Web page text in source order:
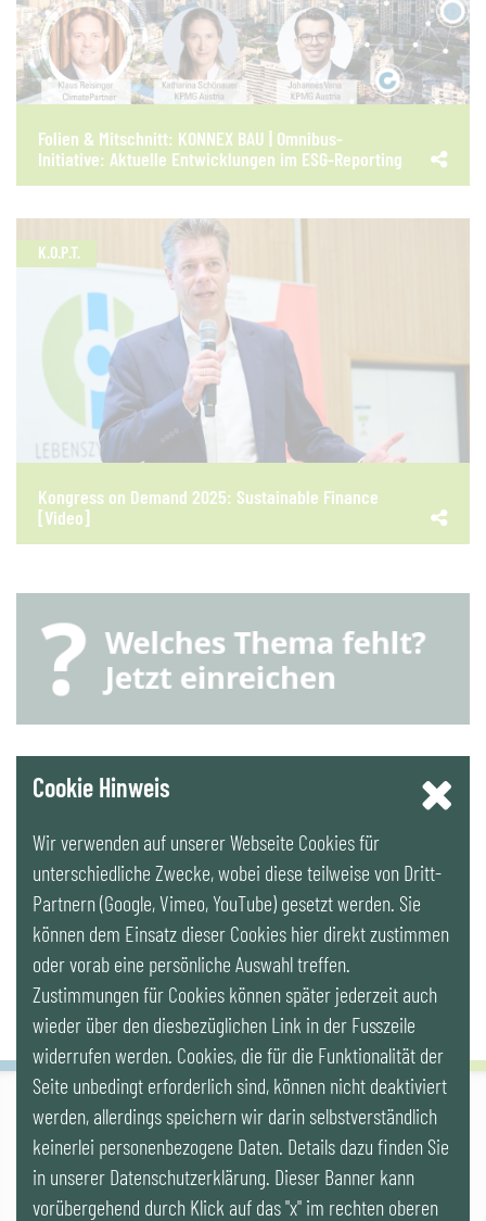
Folien & Mitschnitt: KONNEX BAU | Omnibus-
Initiative: Aktuelle Entwicklungen im ESG-Reporting
K.O.P.T.
Kongress on Demand 2025: Sustainable Finance
[Video]
YouTube
LinkedIn
Newsletter
IG LEBENSZYKLUS BAU
Wipplingerstr. 10/Top 9, Stoß im Himmel, A-1010 Wien
office@ig-lebenszyklus.at
Cookie Hinweis
Wir verwenden auf unserer Webseite Cookies für
unterschiedliche Zwecke, wobei diese teilweise von Dritt-
Partnern (Google, Vimeo, YouTube) gesetzt werden. Sie
können dem Einsatz dieser Cookies hier direkt zustimmen
oder vorab eine persönliche Auswahl treffen.
Zustimmungen für Cookies können später jederzeit auch
wieder über den diesbezüglichen Link in der Fusszeile
widerrufen werden. Cookies, die für die Funktionalität der
Seite unbedingt erforderlich sind, können nicht deaktiviert
werden, allerdings speichern wir darin selbstverständlich
keinerlei personenbezogene Daten. Details dazu finden Sie
in unserer Datenschutzerklärung. Dieser Banner kann
vorübergehend durch Klick auf das "x" im rechten oberen